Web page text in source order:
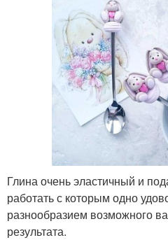
Глина очень эластичный и
работать с которым одно
разнообразием возможного
результата.